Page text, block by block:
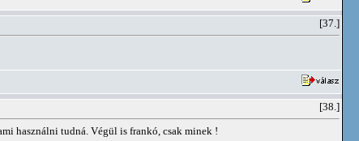
[37.]
[38.]
használni tudná. Végül is frankó, csak minek !